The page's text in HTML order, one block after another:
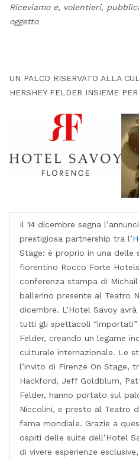
Riceviamo e, volentieri,
oggetto
UN PALCO RISERVATO ALLA
HERSHEY FELDER INSIEME
Il 14 dicembre segna
prestigiosa partnership tra l’
Stage: è proprio in una delle
fiorentino Rocco Forte
conferenza stampa di
ballerino presente al Teatro
dicembre. L’Hotel Savoy
tutti gli spettacoli “importati”
Felder, creando un legame
culturale internazionale. Le
l’invito di Firenze On Stage,
Hackford, Jeff Goldblum,
Felder, hanno portato sul
Niccolini, e presto al Teatro
fama mondiale. Grazie a
ospiti delle suite dell’Hotel
di vivere esperienze